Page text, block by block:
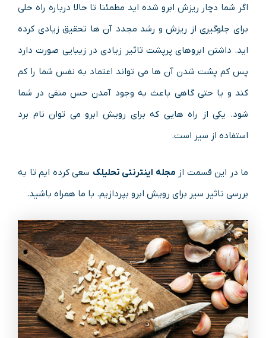
اگر شما دچار ریزش ابرو شده اید مطمئنا تا حالا درباره راه حلی
برای جلوگیری از ریزش و رشد مجدد آن ها تحقیق زیادی کرده
اید. داشتن ابروهای پرپشت تاثیر زیادی در زیبایی صورت دارد
پس کم پشت شدن آن ها می تواند اعتماد به نفس شما را کم
کند و یا حتی گاهی باعث به وجود آمدن حس منفی در شما
شود. یکی از راه هایی که برای رویش ابرو می توان نام برد
استفاده از سیر است.
ما در این قسمت از مجله اینترنتی تحلیلک سعی کرده ایم تا به
بررسی تاثیر سیر برای رویش ابرو بپردازیم. با ما همراه باشید.